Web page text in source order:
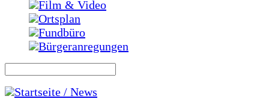
Film & Video
Ortsplan
Fundbüro
Bürgeranregungen
Startseite / News